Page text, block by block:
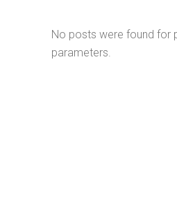
No posts were found for
parameters.